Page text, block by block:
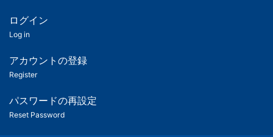
ツ
匿
名
ユ
ー
ログイン
Log in
アカウントの登録
Register
パスワードの再設定
Reset Password